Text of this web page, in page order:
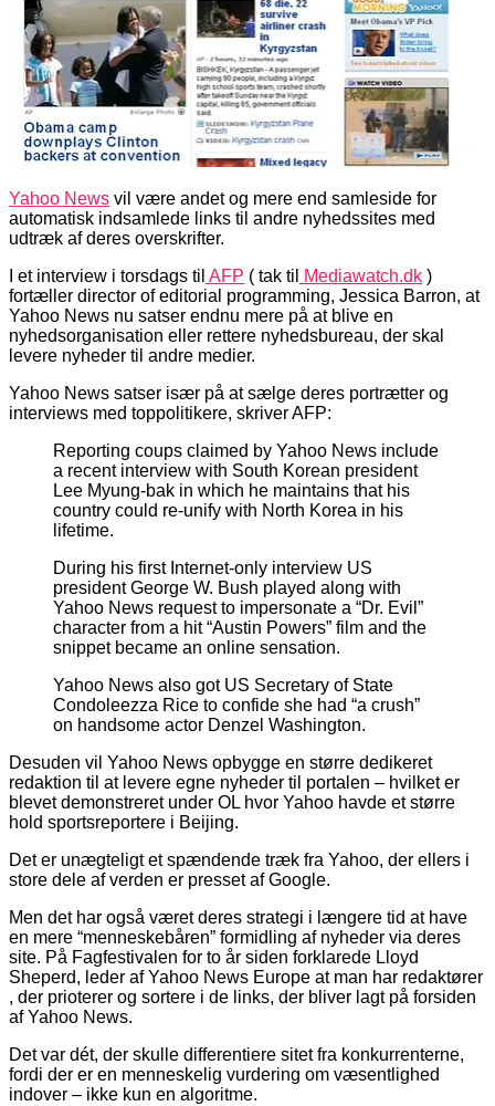
Yahoo News vil være andet og mere end samleside for
automatisk indsamlede links til andre nyhedssites med
udtræk af deres overskrifter.
I et interview i torsdags til AFP ( tak til Mediawatch.dk )
fortæller director of editorial programming, Jessica Barron, at
Yahoo News nu satser endnu mere på at blive en
nyhedsorganisation eller rettere nyhedsbureau, der skal
levere nyheder til andre medier.
Yahoo News satser især på at sælge deres portrætter og
interviews med toppolitikere, skriver AFP:
Reporting coups claimed by Yahoo News include
a recent interview with South Korean president
Lee Myung-bak in which he maintains that his
country could re-unify with North Korea in his
lifetime.
During his first Internet-only interview US
president George W. Bush played along with
Yahoo News request to impersonate a “Dr. Evil”
character from a hit “Austin Powers” film and the
snippet became an online sensation.
Yahoo News also got US Secretary of State
Condoleezza Rice to confide she had “a crush”
on handsome actor Denzel Washington.
Desuden vil Yahoo News opbygge en større dedikeret
redaktion til at levere egne nyheder til portalen – hvilket er
blevet demonstreret under OL hvor Yahoo havde et større
hold sportsreportere i Beijing.
Det er unægteligt et spændende træk fra Yahoo, der ellers i
store dele af verden er presset af Google.
Men det har også været deres strategi i længere tid at have
en mere “menneskebåren” formidling af nyheder via deres
site. På Fagfestivalen for to år siden forklarede Lloyd
Sheperd, leder af Yahoo News Europe at man har redaktører
, der prioterer og sortere i de links, der bliver lagt på forsiden
af Yahoo News.
Det var dét, der skulle differentiere sitet fra konkurrenterne,
fordi der er en menneskelig vurdering om væsentlighed
indover – ikke kun en algoritme.